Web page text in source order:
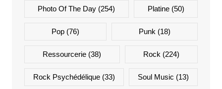
Photo Of The Day (254) Platine(50)
Pop(76) Punk (18)
Ressourcerie (38) Rock (224)
Rock Psychédélique(33) Soul Music (13)